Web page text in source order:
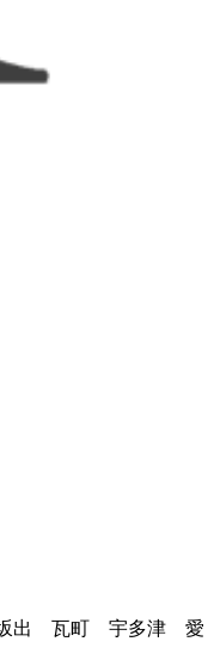
出 瓦町 宇多津 愛